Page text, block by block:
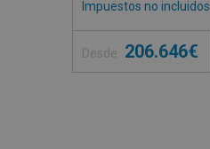
Impuestos no incluidos
Desde 206.646€